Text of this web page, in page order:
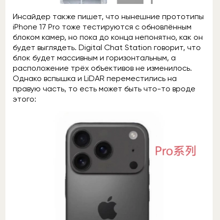
Инсайдер также пишет, что нынешние прототипы
iPhone 17 Pro тоже тестируются с обновлённым
блоком камер, но пока до конца непонятно, как он
будет выглядеть. Digital Chat Station говорит, что
блок будет массивным и горизонтальным, а
расположение трёх объективов не изменилось.
Однако вспышка и LiDAR переместились на
правую часть, то есть может быть что-то вроде
этого: